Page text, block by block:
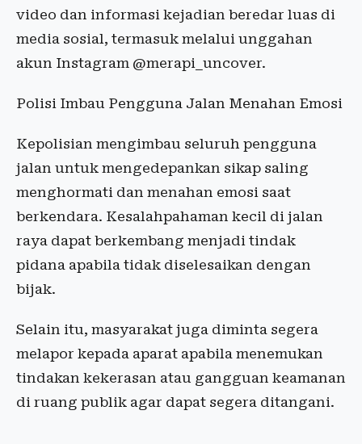
video dan informasi kejadian beredar luas di
media sosial, termasuk melalui unggahan
akun Instagram @merapi_uncover.
Polisi Imbau Pengguna Jalan Menahan Emosi
Kepolisian mengimbau seluruh pengguna
jalan untuk mengedepankan sikap saling
menghormati dan menahan emosi saat
berkendara. Kesalahpahaman kecil di jalan
raya dapat berkembang menjadi tindak
pidana apabila tidak diselesaikan dengan
bijak.
Selain itu, masyarakat juga diminta segera
melapor kepada aparat apabila menemukan
tindakan kekerasan atau gangguan keamanan
di ruang publik agar dapat segera ditangani.